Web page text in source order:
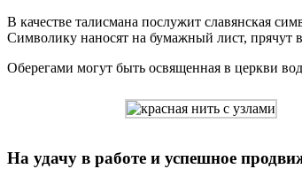
В качестве талисмана послужит славянская
Символику наносят на бумажный лист, прячут
Оберегами могут быть освященная в церкви
На удачу в работе и успешное